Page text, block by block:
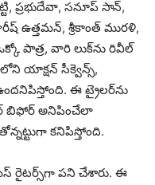
ప్రభుదేవా, సనూప్ సాన్,
ఉత్తమన్, శ్రీకాంత్ మురళి,
పాత్ర, వారి లుక్‌ను రివీల్
యాక్షన్ సీక్వెన్స్,
ఈ ట్రైలర్‌ను
బిఫోర్ అనిపించేలా
కనిపిస్తోంది.
రైటర్స్‌గా పని చేశారు. ఈ